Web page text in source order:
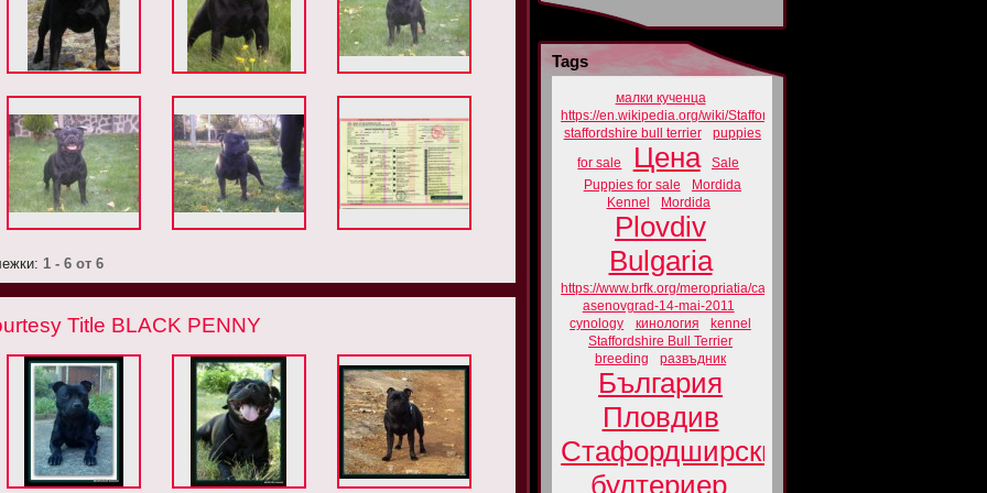
1 - 6 от 6
Title BLACK PENNY
Tags
малки кученца
https://en.wikipedia.org/wiki/Staffordshire_Bull_Terrier
staffordshire bull terrier
puppies
for sale Цена
Sale
Puppies for sale
Mordida
Kennel
Mordida
Plovdiv
Bulgaria
https://www.brfk.org/meropriatia/cacib-
asenovgrad-14-mai-2011
cynology
кинология
kennel
Staffordshire Bull Terrier
breeding
развъдник
България
Пловдив
Стафордширски
бултериер